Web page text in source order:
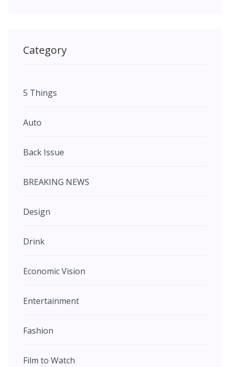
Category
5 Things
Auto
Back Issue
BREAKING NEWS
Design
Drink
Economic Vision
Entertainment
Fashion
Film to Watch